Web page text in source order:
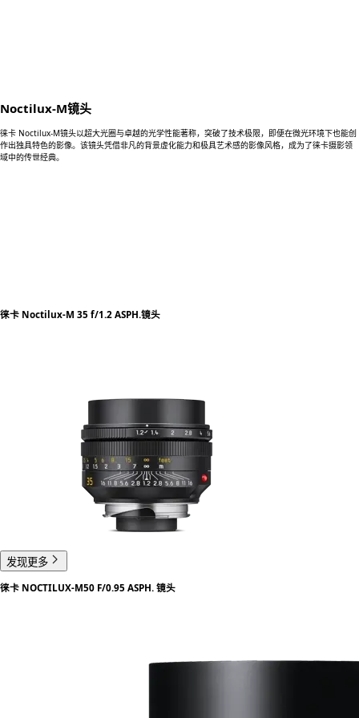
Noctilux-M镜头
徕卡 Noctilux-M镜头以超大光圈与卓越的光学性能著称，突破了技术极限，即便在微光环境下也能创
作出独具特色的影像。该镜头凭借非凡的背景虚化能力和极具艺术感的影像风格，成为了徕卡摄影领
域中的传世经典。
徕卡 Noctilux-M 35 f/1.2 ASPH.镜头
发现更多
徕卡 NOCTILUX-M50 F/0.95 ASPH. 镜头